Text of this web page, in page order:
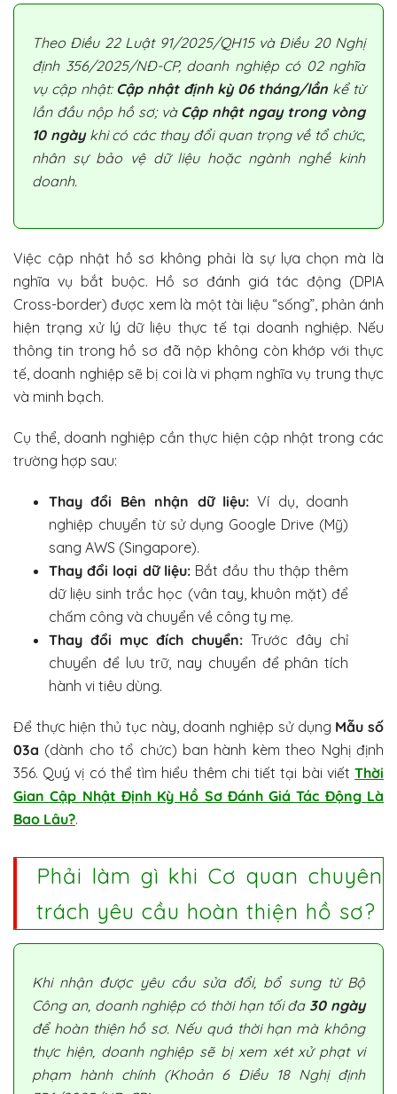
Theo Điều 22 Luật 91/2025/QH15 và Điều 20 Nghị
định 356/2025/NĐ-CP, doanh nghiệp có 02 nghĩa
vụ cập nhật: Cập nhật định kỳ 06 tháng/lần kể từ
lần đầu nộp hồ sơ; và Cập nhật ngay trong vòng
10 ngàykhi có các thay đổi quan trọng về tổ chức,
nhân sự bảo vệ dữ liệu hoặc ngành nghề kinh
doanh.
Việc cập nhật hồ sơ không phải là sự lựa chọn mà là
nghĩa vụ bắt buộc. Hồ sơ đánh giá tác động (DPIA
Cross-border) được xem là một tài liệu “sống”, phản ánh
hiện trạng xử lý dữ liệu thực tế tại doanh nghiệp. Nếu
thông tin trong hồ sơ đã nộp không còn khớp với thực
tế, doanh nghiệp sẽ bị coi là vi phạm nghĩa vụ trung thực
và minh bạch.
Cụ thể, doanh nghiệp cần thực hiện cập nhật trong các
trường hợp sau:
Thay đổi Bên nhận dữ liệu:Ví dụ, doanh
nghiệp chuyển từ sử dụng Google Drive (Mỹ)
sang AWS (Singapore).
Thay đổi loại dữ liệu:Bắt đầu thu thập thêm
dữ liệu sinh trắc học (vân tay, khuôn mặt) để
chấm công và chuyển về công ty mẹ.
Thay đổi mục đích chuyển: Trước đây chỉ
chuyển để lưu trữ, nay chuyển để phân tích
hành vi tiêu dùng.
Để thực hiện thủ tục này, doanh nghiệp sử dụng Mẫu số
03a (dành cho tổ chức) ban hành kèm theo Nghị định
356. Quý vị có thể tìm hiểu thêm chi tiết tại bài viết Thời
Gian Cập Nhật Định Kỳ Hồ Sơ Đánh Giá Tác Động Là
Bao Lâu?.
Phải làm gì khi Cơ quan chuyên
trách yêu cầu hoàn thiện hồ sơ?
Khi nhận được yêu cầu sửa đổi, bổ sung từ Bộ
Công an, doanh nghiệp có thời hạn tối đa 30 ngày
để hoàn thiện hồ sơ. Nếu quá thời hạn mà không
thực hiện, doanh nghiệp sẽ bị xem xét xử phạt vi
phạm hành chính (Khoản 6 Điều 18 Nghị định